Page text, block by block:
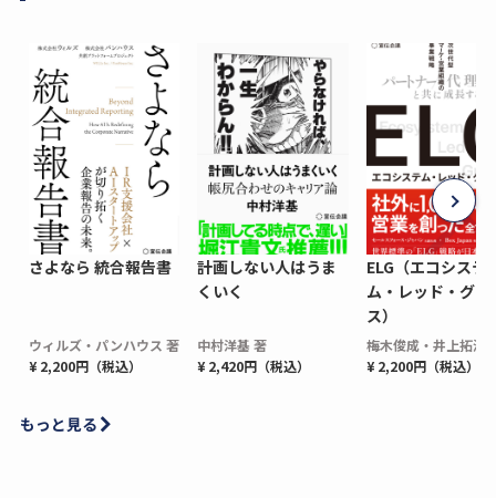
さよなら 統合報告書
ウィルズ・パンハウス 著
¥ 2,200円（税込）
計画しない人はうま
くいく
中村洋基 著
¥ 2,420円（税込）
ELG（エコシステ
ム・レッド・グロ
ス）
梅木俊成・井上拓海
¥ 2,200円（税込）
もっと見る